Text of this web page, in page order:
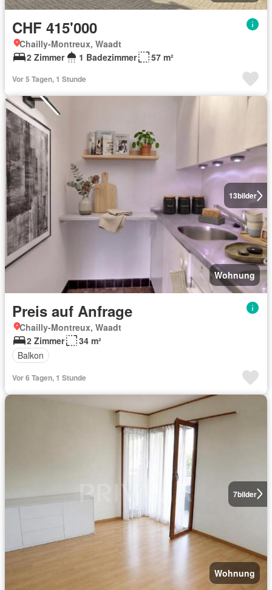
CHF 415'000
Chailly-Montreux, Waadt
2 Zimmer
1 Badezimmer 57 m²
Vor 5 Tagen, 1 Stunde
13bilder
Wohnung
Preis auf Anfrage
Chailly-Montreux, Waadt
2 Zimmer
34 m²
Balkon
Vor 6 Tagen, 1 Stunde
7bilder
Wohnung